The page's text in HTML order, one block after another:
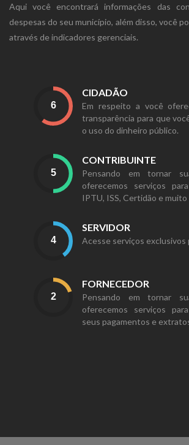
Aqui você encontrará informações das
despesas do seu município, além disso, você
através de indicadores gerenciais.
CIDADÃO
Em respeito a você
transparência para que
o uso do dinheiro público.
CONTRIBUINTE
Pensando em tornar
oferecemos serviços
IPTU, ISS, Certidão e muito
SERVIDOR
Acesse serviços exclusivos
FORNECEDOR
Pensando em tornar
oferecemos serviços
seus pagamentos e